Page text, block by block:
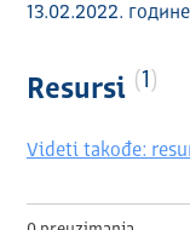
13.02.2022.
Resursi 1
Videti takođe: